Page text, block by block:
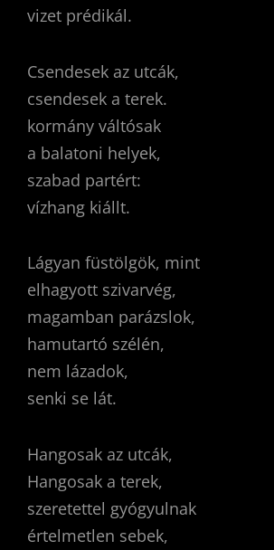
vizet prédikál.
Csendesek az utcák,
csendesek a terek.
kormány váltósak
a balatoni helyek,
szabad partért:
vízhang kiállt.
Lágyan füstölgök, mint
elhagyott szivarvég,
magamban parázslok,
hamutartó szélén,
nem lázadok,
senki se lát.
Hangosak az utcák,
Hangosak a terek,
szeretettel gyógyulnak
értelmetlen sebek,